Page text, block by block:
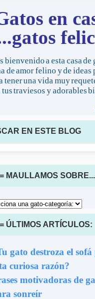
en
bienvenido a esta casa de
de amor felino y de ideas
tener una vida muy
tus traviesos y adorables
EN ESTE BLOG
MAULLAMOS SOBRE...
ÚLTIMOS ARTÍCULOS:
gato destroza el
curiosa razón?
motivadoras de
sonreír